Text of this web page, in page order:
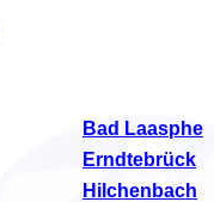
Bad Laasphe
Erndtebrück
Hilchenbach